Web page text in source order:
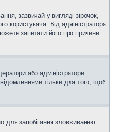
зазвичай у вигляді зірочок,
користувача. Від адміністратора
запитати його про причини
або адміністратори.
тільки для того, щоб
для запобігання зловживанню